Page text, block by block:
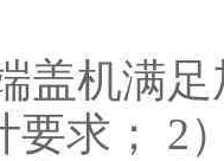
机满足
要求； 2